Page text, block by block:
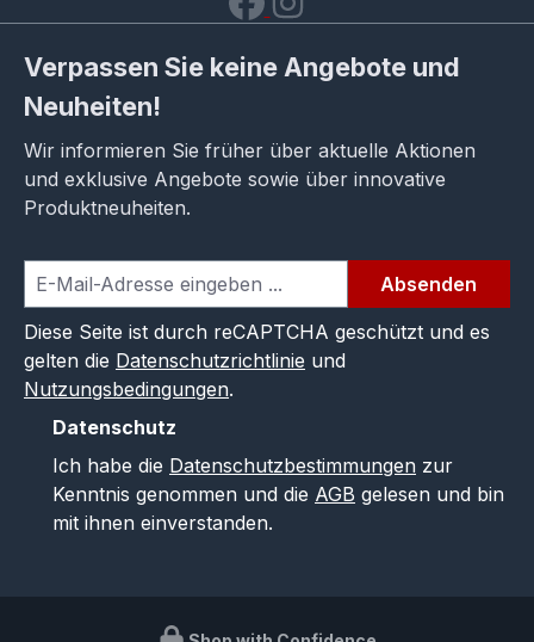
Verpassen Sie keine Angebote und
Neuheiten!
Wir informieren Sie früher über aktuelle Aktionen
und exklusive Angebote sowie über innovative
Produktneuheiten.
Absenden
Diese Seite ist durch reCAPTCHA geschützt und es
gelten die Datenschutzrichtlinie und
Nutzungsbedingungen.
Datenschutz
Ich habe die Datenschutzbestimmungen zur
Kenntnis genommen und die AGB gelesen und bin
mit ihnen einverstanden.